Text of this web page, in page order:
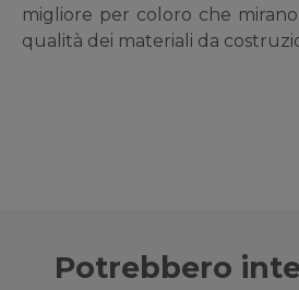
migliore per coloro che
qualità dei materiali da
Potrebbero